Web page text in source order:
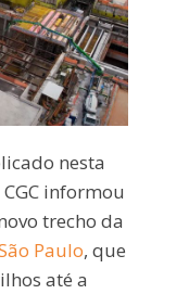
nesta
informou
trecho da
Paulo, que
até a